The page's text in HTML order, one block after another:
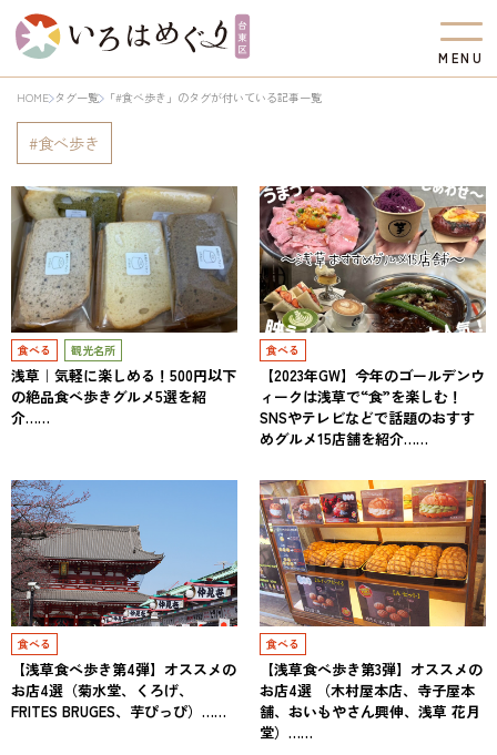
M EN U
HOME タグ一覧 「#食べ歩き」のタグが付いている記事一覧
食べ歩き
食べる 観光名所
浅草｜気軽に楽しめる！500円以下
の絶品食べ歩きグルメ5選を紹
介……
食べる
【2023年GW】今年のゴールデンウ
ィークは浅草で“食”を楽しむ！
SNSやテレビなどで話題のおすす
めグルメ15店舗を紹介……
食べる
【浅草食べ歩き第4弾】オススメの
お店4選（菊水堂、くろげ、
FRITES BRUGES、芋ぴっぴ）……
食べる
【浅草食べ歩き第3弾】オススメの
お店4選 （木村屋本店、寺子屋本
舗、おいもやさん興伸、浅草 花月
堂）……